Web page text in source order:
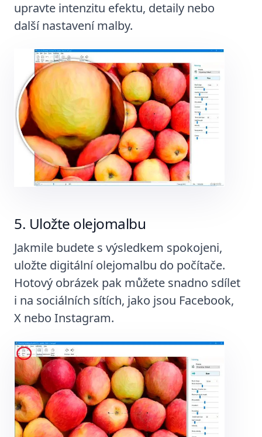
upravte intenzitu efektu, detaily nebo
další nastavení malby.
Uložte olejomalbu
Jakmile budete s výsledkem spokojeni,
uložte digitální olejomalbu do počítače.
Hotový obrázek pak můžete snadno sdílet
i na sociálních sítích, jako jsou Facebook,
X nebo Instagram.